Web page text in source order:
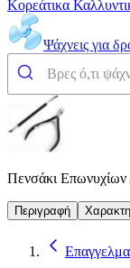
Κορεάτικα
Ψάχνεις για
Πενσάκι
Περιγραφή